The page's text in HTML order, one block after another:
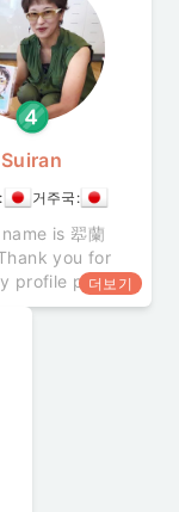
New Tutors
Tre
Suiran
거주국:
is 翆蘭
you for
profile page. I
Japanese
Japanese,
for
junior
더보기